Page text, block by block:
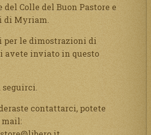
Colle del Buon Pastore e
di Myriam.
per le dimostrazioni di
avete inviato in questo
seguirci.
contattarci, potete